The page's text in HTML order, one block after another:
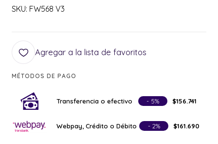
SKU: FW568 V3
Agregar a la lista de favoritos
MÉTODOS DE PAGO
Transferencia o efectivo - 5% $156.741
Webpay, Crédito o Débito - 2% $161.690